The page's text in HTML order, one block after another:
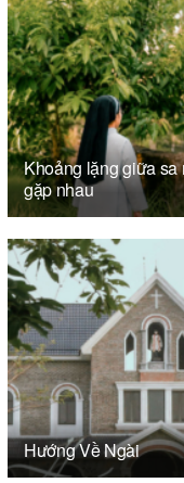
Khoảng lặng giữa sa
gặp nhau
Hướng Về Ngài